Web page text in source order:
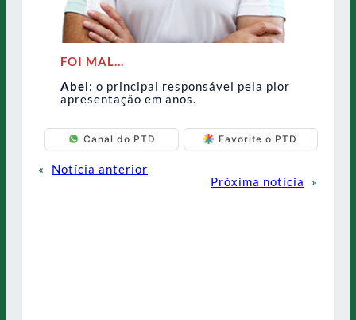
FOI MAL…
Abel: o principal responsável pela pior
apresentação em anos.
Canal do PTD Favorite o PTD
«
Notícia anterior
Próxima notícia
»